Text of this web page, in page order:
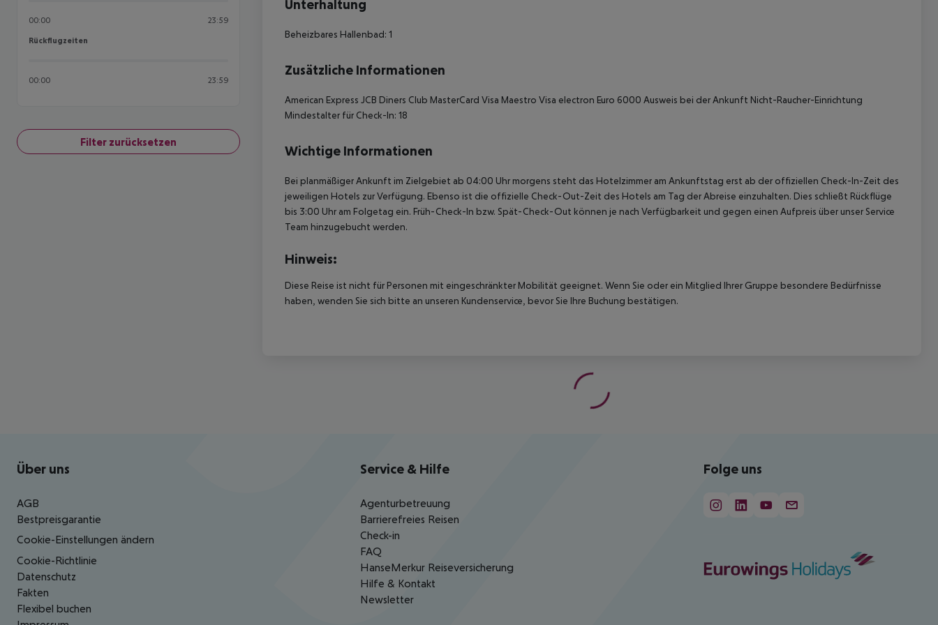
00:00 23:59
Rückflugzeiten
Rückflugzeiten
00:00 23:59
Filter zurücksetzen
Unterhaltung
Beheizbares Hallenbad: 1
Zusätzliche Informationen
American Express JCB Diners Club MasterCard Visa Maestro Visa electron Euro 6000 Ausweis bei der Ankunft Nicht-Raucher-Einrichtung
Mindestalter für Check-In: 18
Wichtige Informationen
Bei planmäßiger Ankunft im Zielgebiet ab 04:00 Uhr morgens steht das Hotelzimmer am Ankunftstag erst ab der offiziellen Check-In-Zeit des
jeweiligen Hotels zur Verfügung. Ebenso ist die offizielle Check-Out-Zeit des Hotels am Tag der Abreise einzuhalten. Dies schließt Rückflüge
bis 3:00 Uhr am Folgetag ein. Früh-Check-In bzw. Spät-Check-Out können je nach Verfügbarkeit und gegen einen Aufpreis über unser Service
Team hinzugebucht werden.
Hinweis:
Diese Reise ist nicht für Personen mit eingeschränkter Mobilität geeignet. Wenn Sie oder ein Mitglied Ihrer Gruppe besondere Bedürfnisse
haben, wenden Sie sich bitte an unseren Kundenservice, bevor Sie Ihre Buchung bestätigen.
Footer navigation
Über uns
AGB
Bestpreisgarantie
Cookie-Einstellungen ändern
Cookie-Richtlinie
Datenschutz
Fakten
Flexibel buchen
Service & Hilfe
Agenturbetreuung
Barrierefreies Reisen
Check-in
FAQ
HanseMerkur Reiseversicherung
Hilfe & Kontakt
Newsletter
Folge uns